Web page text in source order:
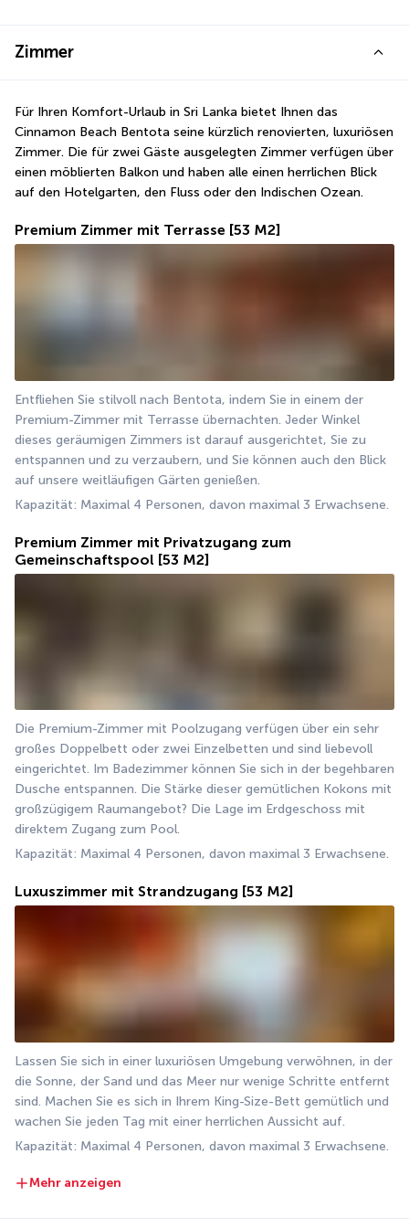
Zimmer
Für Ihren Komfort-Urlaub in Sri Lanka bietet Ihnen das
Cinnamon Beach Bentota seine kürzlich renovierten, luxuriösen
Zimmer. Die für zwei Gäste ausgelegten Zimmer verfügen über
einen möblierten Balkon und haben alle einen herrlichen Blick
auf den Hotelgarten, den Fluss oder den Indischen Ozean.
Premium Zimmer mit Terrasse [53 M2]
Entfliehen Sie stilvoll nach Bentota, indem Sie in einem der
Premium-Zimmer mit Terrasse übernachten. Jeder Winkel
dieses geräumigen Zimmers ist darauf ausgerichtet, Sie zu
entspannen und zu verzaubern, und Sie können auch den Blick
auf unsere weitläufigen Gärten genießen.
Kapazität: Maximal 4 Personen, davon maximal 3 Erwachsene.
Premium Zimmer mit Privatzugang zum
Gemeinschaftspool [53 M2]
Die Premium-Zimmer mit Poolzugang verfügen über ein sehr
großes Doppelbett oder zwei Einzelbetten und sind liebevoll
eingerichtet. Im Badezimmer können Sie sich in der begehbaren
Dusche entspannen. Die Stärke dieser gemütlichen Kokons mit
großzügigem Raumangebot? Die Lage im Erdgeschoss mit
direktem Zugang zum Pool.
Kapazität: Maximal 4 Personen, davon maximal 3 Erwachsene.
Luxuszimmer mit Strandzugang [53 M2]
Lassen Sie sich in einer luxuriösen Umgebung verwöhnen, in der
die Sonne, der Sand und das Meer nur wenige Schritte entfernt
sind. Machen Sie es sich in Ihrem King-Size-Bett gemütlich und
wachen Sie jeden Tag mit einer herrlichen Aussicht auf.
Kapazität: Maximal 4 Personen, davon maximal 3 Erwachsene.
Mehr anzeigen